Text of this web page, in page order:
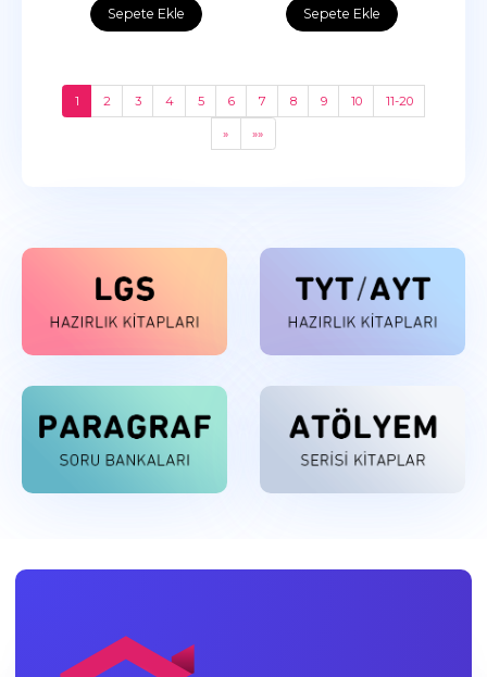
Sepete Ekle Sepete Ekle
1 2 3 4 5 6 7 8 9 10 11-20
» »»